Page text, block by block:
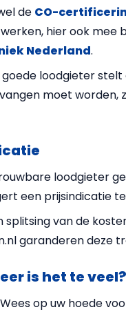
de CO-
hier ook mee
Nederland.
goede loodgieter
moet worden,
loodgieter
een prijsindicatie
splitsing van de
garanderen deze
is het te
Wees op uw hoede